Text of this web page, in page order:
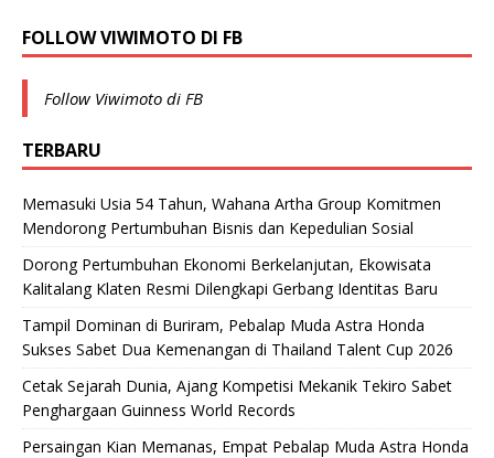
FOLLOW VIWIMOTO DI FB
Follow Viwimoto di FB
TERBARU
Memasuki Usia 54 Tahun, Wahana Artha Group Komitmen
Mendorong Pertumbuhan Bisnis dan Kepedulian Sosial
Dorong Pertumbuhan Ekonomi Berkelanjutan, Ekowisata
Kalitalang Klaten Resmi Dilengkapi Gerbang Identitas Baru
Tampil Dominan di Buriram, Pebalap Muda Astra Honda
Sukses Sabet Dua Kemenangan di Thailand Talent Cup 2026
Cetak Sejarah Dunia, Ajang Kompetisi Mekanik Tekiro Sabet
Penghargaan Guinness World Records
Persaingan Kian Memanas, Empat Pebalap Muda Astra Honda